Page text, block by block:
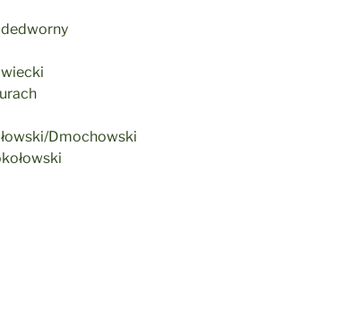
Dmochowski